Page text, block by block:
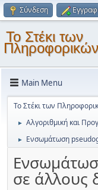
Σύνδεση
Το Στέκι των
Πληροφορικών
Main Menu
Το Στέκι των
► Αλγοριθμική και
► Ενσωμάτωση
σε άλλους